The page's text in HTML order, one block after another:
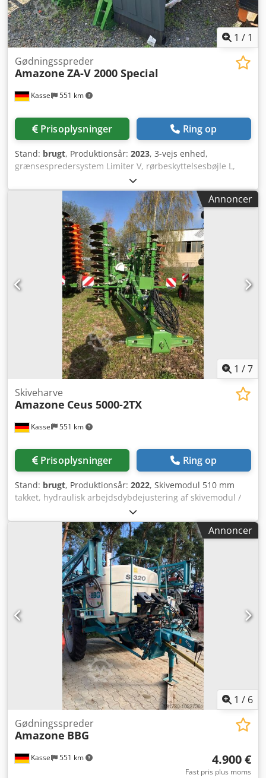
1 / 1
Kassel 551 km
Gødningsspreder
Amazone ZA-V 2000 Special
Prisoplysninger Ring op
Stand: brugt, Produktionsår: 2023, 3-vejs enhed,
grænsespredersystem Limiter V, rørbeskyttelsesbøjle L,
mekanisk positionsindikator for spredeværk ZA-V,
beholderopbygning S 2000, indbygningsdele til ZA-
basisenheder, kraftoverføringsaksel med friktionskobling,
smudsfang L og stiger, LED-baglys Dcodpfxot Dwibj Ah Rok
Annoncer
1 /7
Kassel 551 km
Skiveharve
Amazone Ceus 5000-2TX
Prisoplysninger Ring op
Stand: brugt, Produktionsår: 2022, Skivemodul 510 mm
takket, hydraulisk arbejdsdybdejustering af skivemodul /
arbejdsdybdejustering af udjævningselement C-Mix-Ultra-
tænder til Ceus 50 / hydraulisk arbejdsdybdejustering af
tandmodul med hydraulisk trækstang HD SKÆR 80 mm /
(14/K1) Dcodpfx Ahetz Tple Rek
Annoncer
1 / 6
Kassel 551 km
Gødningsspreder
Amazone BBG
4.900 €
Fast pris plus moms